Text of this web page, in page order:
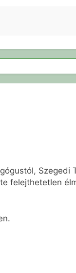
Szegedi
felejthetetlen